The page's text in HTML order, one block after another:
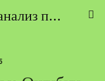
ABA (прикладной анализ поведения) - ТЕОРИЯ И ПРАКТИКА